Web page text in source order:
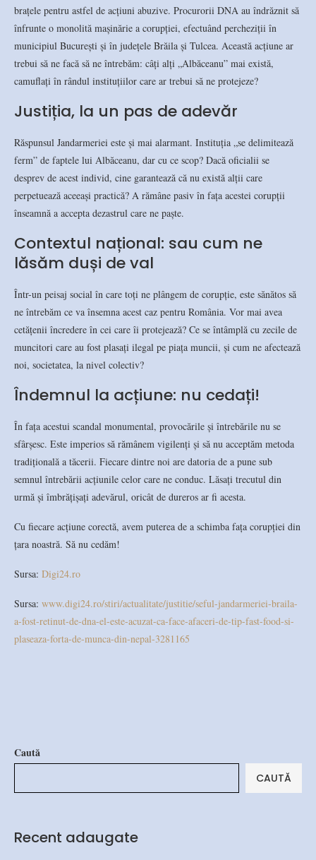
brațele pentru astfel de acțiuni abuzive. Procurorii DNA au îndrăznit să
înfrunte o monolită mașinărie a corupției, efectuând percheziții în
municipiul București și în județele Brăila și Tulcea. Această acțiune ar
trebui să ne facă să ne întrebăm: câți alți „Albăceanu” mai există,
camuflați în rândul instituțiilor care ar trebui să ne protejeze?
Justiția, la un pas de adevăr
Răspunsul Jandarmeriei este și mai alarmant. Instituția „se delimitează
ferm” de faptele lui Albăceanu, dar cu ce scop? Dacă oficialii se
desprev de acest individ, cine garantează că nu există alții care
perpetuează aceeași practică? A rămâne pasiv în fața acestei corupții
înseamnă a accepta dezastrul care ne paște.
Contextul național: sau cum ne
lăsăm duși de val
Într-un peisaj social în care toți ne plângem de corupție, este sănătos să
ne întrebăm ce va însemna acest caz pentru România. Vor mai avea
cetățenii încredere în cei care îi protejează? Ce se întâmplă cu zecile de
muncitori care au fost plasați ilegal pe piața muncii, și cum ne afectează
noi, societatea, la nivel colectiv?
Îndemnul la acțiune: nu cedați!
În fața acestui scandal monumental, provocările și întrebările nu se
sfârșesc. Este imperios să rămânem vigilenți și să nu acceptăm metoda
tradițională a tăcerii. Fiecare dintre noi are datoria de a pune sub
semnul întrebării acțiunile celor care ne conduc. Lăsați trecutul din
urmă și îmbrățișați adevărul, oricât de dureros ar fi acesta.
Cu fiecare acțiune corectă, avem puterea de a schimba fața corupției din
țara noastră. Să nu cedăm!
Sursa: Digi24.ro
Sursa: www.digi24.ro/stiri/actualitate/justitie/seful-jandarmeriei-braila-
a-fost-retinut-de-dna-el-este-acuzat-ca-face-afaceri-de-tip-fast-food-si-
plaseaza-forta-de-munca-din-nepal-3281165
Caută
CAUTĂ
Recent adaugate